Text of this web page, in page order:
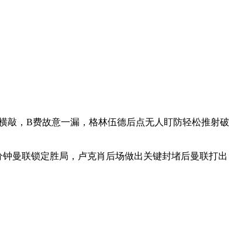
敲，B费故意一漏，格林伍德后点无人盯防轻松推射破
曼联锁定胜局，卢克肖后场做出关键封堵后曼联打出